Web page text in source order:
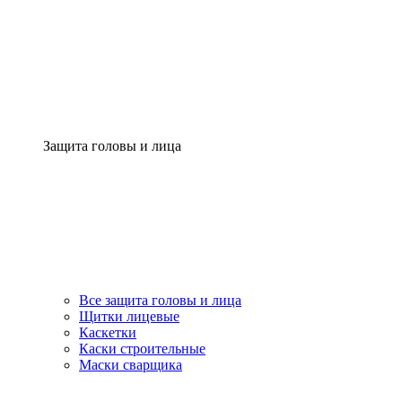
Защита головы и лица
Все защита головы и лица
Щитки лицевые
Каскетки
Каски строительные
Маски сварщика